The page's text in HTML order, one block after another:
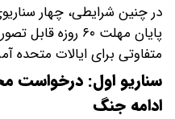
در چنین شرایطی، چهار
پایان مهلت ۶۰
متفاوتی برای ایالات متحده
سناریو اول: درخواست
ادامه جنگ